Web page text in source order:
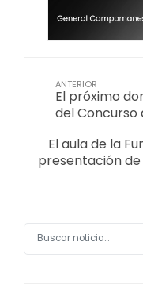
ANTERIOR
El próximo
del Concurso
El aula de la
presentación